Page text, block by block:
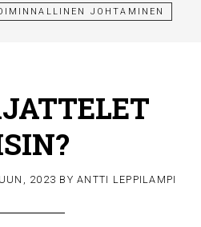
JOHTAMINEN
2023 BYANTTI LEPPILAMPI